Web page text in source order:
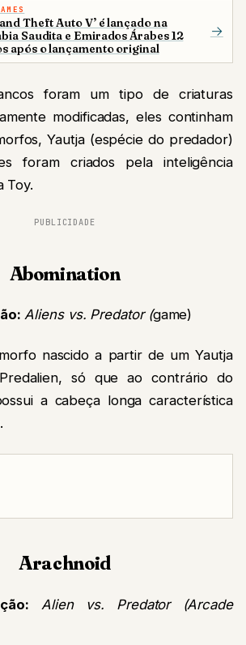
Theft Auto V’ é lançado na
Saudita e Emirados Árabes 12
após o lançamento original
→
foram um tipo de criaturas
modificadas, eles continham
Yautja (espécie do predador)
foram criados pela inteligência
Toy.
PUBLICIDADE
Abomination
Aliens vs. Predator (game)
nascido a partir de um Yautja
só que ao contrário do
a cabeça longa característica
Arachnoid
Alien vs. Predator (Arcade